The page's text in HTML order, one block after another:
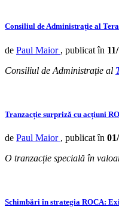
Consiliul de Administrație al
de Paul Maior , publicat în
Consiliul de Administrație al
Tranzacție surpriză cu acțiuni
de Paul Maior , publicat în
O tranzacție specială în
Schimbări în strategia ROCA: